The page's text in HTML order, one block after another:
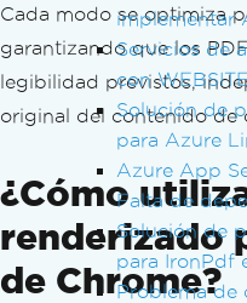
implementar
Servicios de
con
Solución de
para Azure
Azure App
Falta de
Solución de
para IronPdf
Problema de
Cada modo se optimiza
garantizando que los
legibilidad previstos,
original del contenido de
¿Cómo
renderizado
de Chrome?